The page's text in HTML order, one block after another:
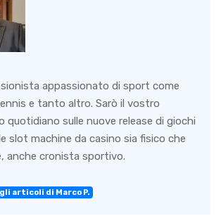
appassionato di sport come
e tanto altro. Sarò il vostro
quotidiano sulle nuove release di giochi
slot machine da casino sia fisico che
anche cronista sportivo.
articoli di Marco P.